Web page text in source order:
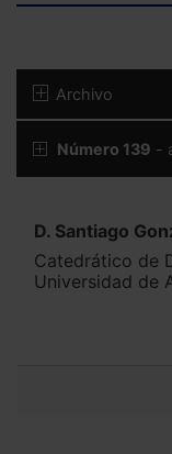
Archivo
Número 139 -
D. Santiago
Catedrático de
Universidad de